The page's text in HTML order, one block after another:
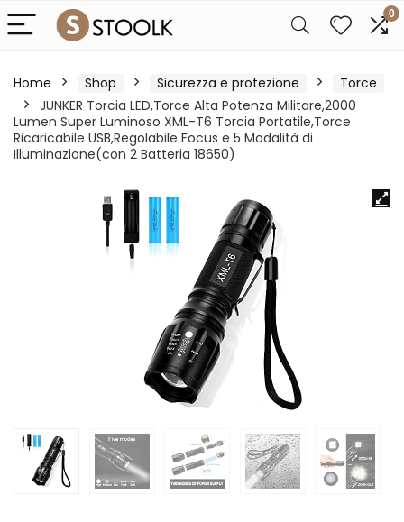
0
Home Shop Sicurezza e protezione
Torce
JUNKER Torcia LED,Torce Alta Potenza Militare,2000
Lumen Super Luminoso XML-T6 Torcia Portatile,Torce
Ricaricabile USB,Regolabile Focus e 5 Modalità di
Illuminazione(con 2 Batteria 18650)